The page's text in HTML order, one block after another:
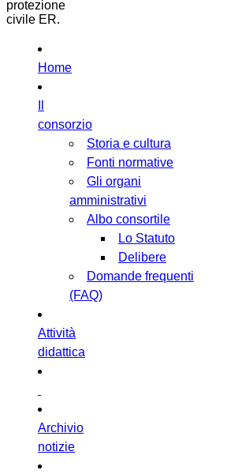
protezione
civile ER.
Home
consorzio
Storia e cultura
Fonti normative
Gli organi
amministrativi
Albo consortile
Lo Statuto
Delibere
Domande frequenti
(FAQ)
Attività
didattica
Archivio
notizie